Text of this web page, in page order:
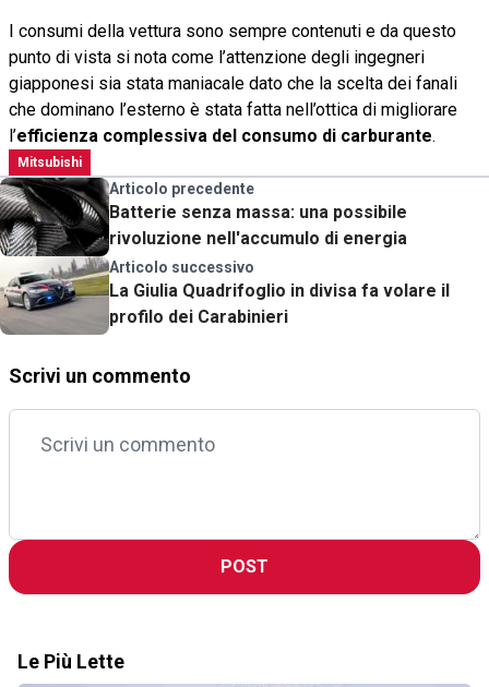
I consumi della vettura sono sempre contenuti e da questo
punto di vista si nota come l’attenzione degli ingegneri
giapponesi sia stata maniacale dato che la scelta dei fanali
che dominano l’esterno è stata fatta nell’ottica di migliorare
l’efficienza complessiva del consumo di carburante.
Mitsubishi
Articolo precedente
Batterie senza massa: una possibile
rivoluzione nell'accumulo di energia
Articolo successivo
La Giulia Quadrifoglio in divisa fa volare il
profilo dei Carabinieri
Scrivi un commento
POST
Le Più Lette